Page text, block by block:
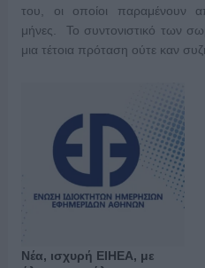
του, οι οποίοι παραμένουν
μήνες. Το συντονιστικό των
μια τέτοια πρόταση ούτε καν
Νέα, ισχυρή ΕΙΗΕΑ, με